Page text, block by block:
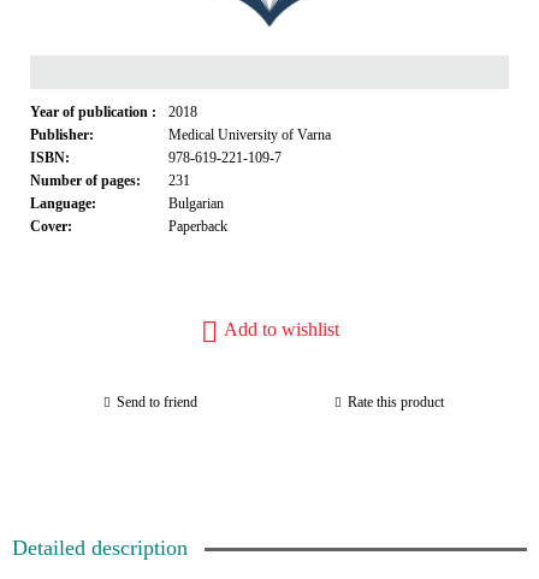
Year of publication :
2018
Publisher:
Medical University of Varna
ISBN:
978-619-221-109-7
Number of pages:
231
Language:
Bulgarian
Cover:
Paperback
Add to wishlist
Send to friend Rate this product
Detailed description